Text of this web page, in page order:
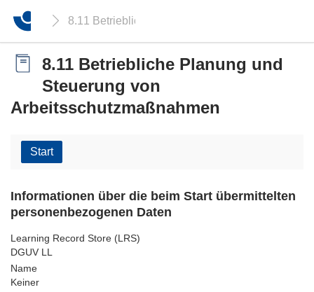
8.11 Betriebliche Planung und Steuerung von
8.11 Betriebliche Planung und
Steuerung von
Arbeitsschutzmaßnahmen
Start
Informationen über die beim Start übermittelten
personenbezogenen Daten
Learning Record Store (LRS)
DGUV LL
Name
Keiner